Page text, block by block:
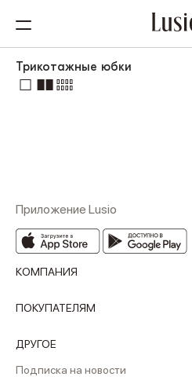
Трикотажные юбки
Приложение Lusio
КОМПАНИЯ
ПОКУПАТЕЛЯМ
ДРУГОЕ
Подписка на новости